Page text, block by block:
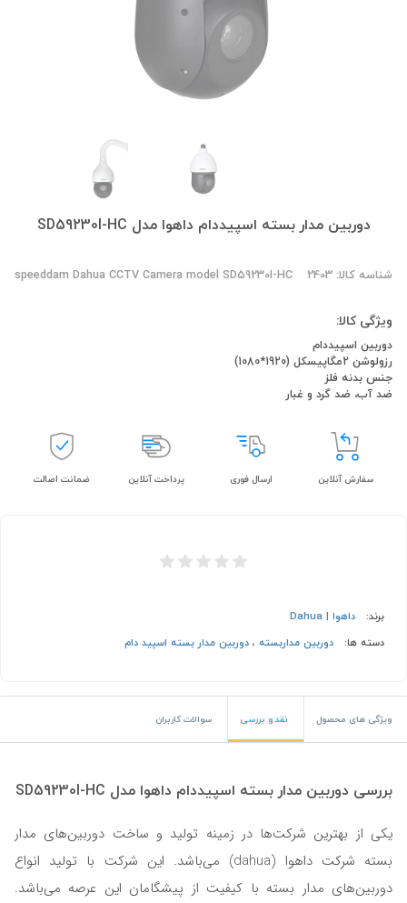
دوربین مدار بسته اسپیددام داهوا مدل SD59230I-HC
شناسه کالا: 2403 speeddam Dahua CCTV Camera model SD59230I-HC
ویژگی کالا:
دوربین اسپیددام
رزولوشن 2مگاپیسکل (1920*1080)
جنس بدنه فلز
ضد آب، ضد گرد و غبار
سفارش آنلاین ارسال فوری پرداخت آنلاین ضمانت اصالت
برند:
داهوا | Dahua
دسته ها:
دوربین مداربسته، دوربین مدار بسته اسپید دام
ویژگی های محصول نقد و بررسی سوالات کاربران
بررسی دوربین مدار بسته اسپیددام داهوا مدل SD59230I-HC
یکی از بهترین شرکت‌ها در زمینه تولید و ساخت دوربین‌‌های مدار
بسته شرکت داهوا (dahua) می‌باشد. این شرکت با تولید انواع
دوربین‌های مدار بسته با کیفیت از پیشگامان این عرصه می‌باشد.